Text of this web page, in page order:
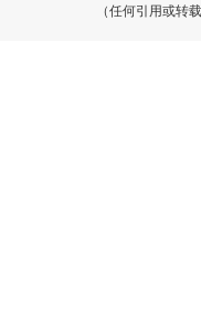
（任何引用或转